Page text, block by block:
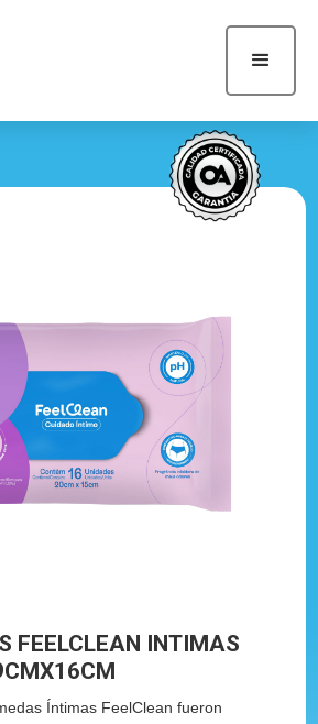
FEELCLEAN INTIMAS
Íntimas FeelClean fueron